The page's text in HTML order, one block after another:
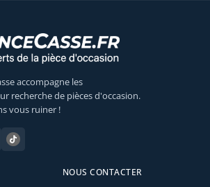
accompagne les
recherche de pièces d'occasion.
vous ruiner !
NOUS CONTACTER